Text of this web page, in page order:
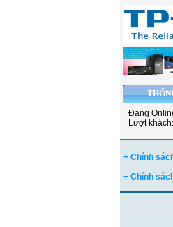
Đang
Lượt
+ Chính
+ Chính